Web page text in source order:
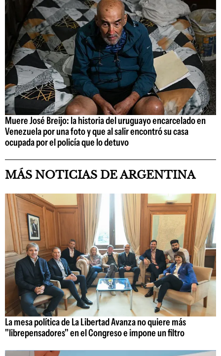
Muere José Breijo: la historia del uruguayo encarcelado en
Venezuela por una foto y que al salir encontró su casa
ocupada por el policía que lo detuvo
MÁS NOTICIAS DE ARGENTINA
La mesa política de La Libertad Avanza no quiere más
"librepensadores" en el Congreso e impone un filtro